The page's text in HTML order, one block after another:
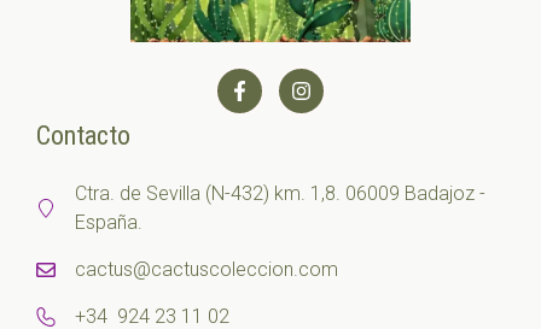
Contacto
Ctra. de Sevilla (N-432) km. 1,8. 06009 Badajoz -
España.
cactus@cactuscoleccion.com
+34 924 23 11 02